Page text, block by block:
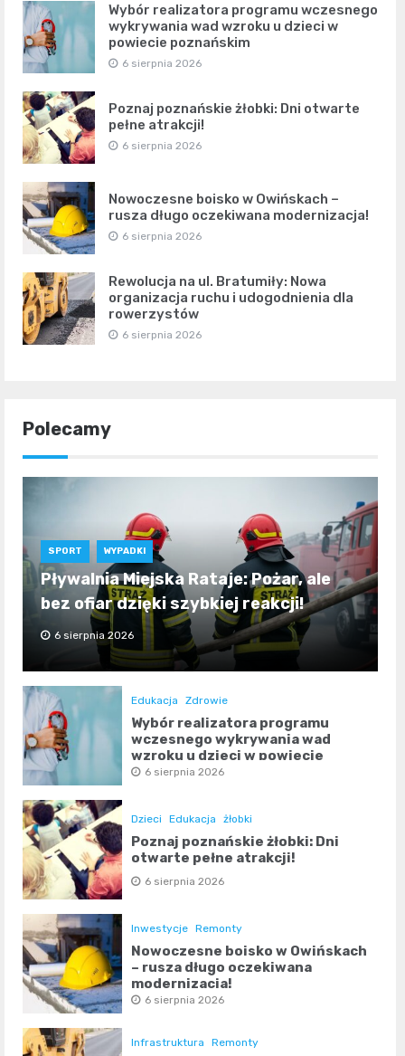
Wybór realizatora programu wczesnego
wykrywania wad wzroku u dzieci w
powiecie poznańskim
6 sierpnia 2026
Poznaj poznańskie żłobki: Dni otwarte
pełne atrakcji!
6 sierpnia 2026
Nowoczesne boisko w Owińskach –
rusza długo oczekiwana modernizacja!
6 sierpnia 2026
Rewolucja na ul. Bratumiły: Nowa
organizacja ruchu i udogodnienia dla
rowerzystów
6 sierpnia 2026
Polecamy
SPORT WYPADKI
Pływalnia Miejska Rataje: Pożar, ale
bez ofiar dzięki szybkiej reakcji!
6 sierpnia 2026
Edukacja Zdrowie
Wybór realizatora programu
wczesnego wykrywania wad
wzroku u dzieci w powiecie
poznańskim
6 sierpnia 2026
Dzieci Edukacja żłobki
Poznaj poznańskie żłobki: Dni
otwarte pełne atrakcji!
6 sierpnia 2026
Inwestycje Remonty
Nowoczesne boisko w Owińskach
– rusza długo oczekiwana
modernizacja!
6 sierpnia 2026
Infrastruktura Remonty